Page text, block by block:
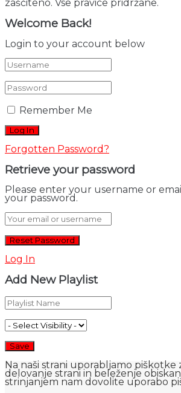
zaščiteno. Vse pravice pridržane.
Welcome Back!
Login to your account below
Remember Me
Forgotten Password?
Retrieve your password
Please enter your username or
your password.
Log In
Add New Playlist
Na naši strani uporabljamo piškotke
delovanje strani in beleženje
strinjanjem nam dovolite uporabo